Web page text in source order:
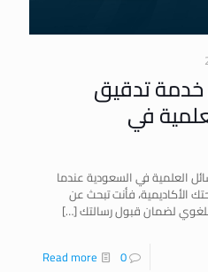
تدقيق
في
العلمية في السعودية عندما
الأكاديمية، فأنت تبحث عن
لضمان قبول رسالتك[…]
0
Read more